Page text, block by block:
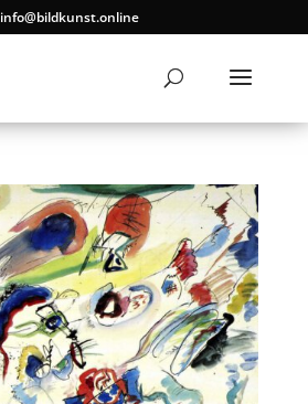
info@bildkunst.online